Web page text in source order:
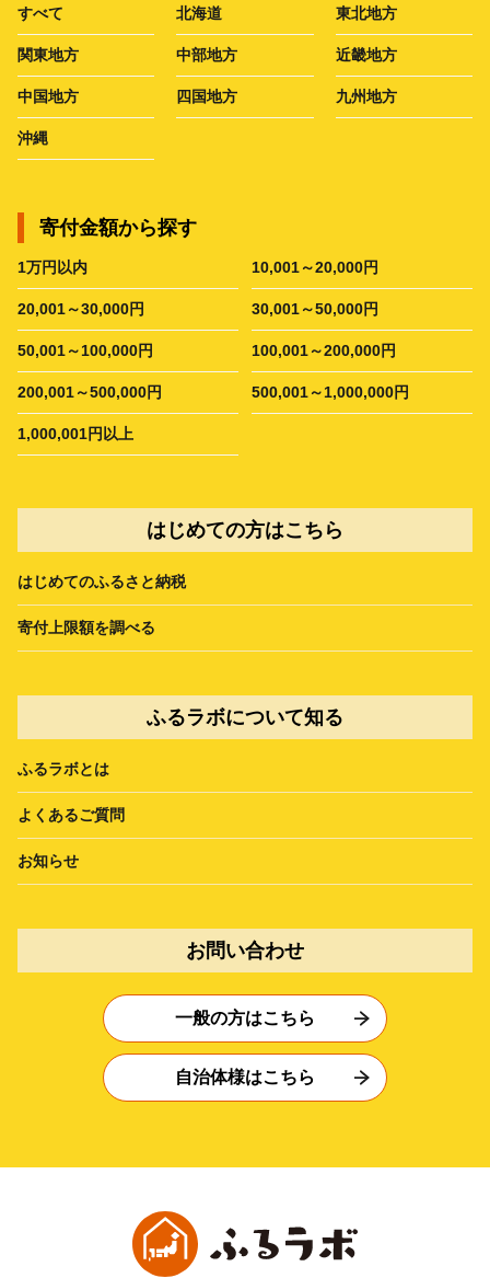
すべて 北海道 東北地方
関東地方 中部地方 近畿地方
中国地方 四国地方 九州地方
沖縄
寄付金額から探す
1万円以内 10,001～20,000円
20,001～30,000円 30,001～50,000円
50,001～100,000円 100,001～200,000円
200,001～500,000円 500,001～1,000,000円
1,000,001円以上
はじめての方はこちら
はじめてのふるさと納税
寄付上限額を調べる
ふるラボについて知る
ふるラボとは
よくあるご質問
お知らせ
お問い合わせ
一般の方はこちら
自治体様はこちら